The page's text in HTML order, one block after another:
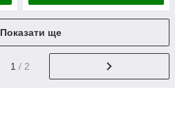
Показати ще
1 / 2